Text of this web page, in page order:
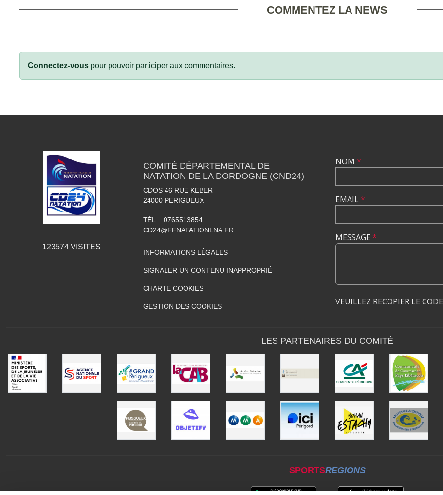
COMMENTEZ LA NEWS
Connectez-vous pour pouvoir participer aux commentaires.
123574 VISITES
COMITÉ DÉPARTEMENTAL DE
NATATION DE LA DORDOGNE (CND24)
CDOS 46 RUE KEBER
24000 PERIGUEUX
TÉL. : 0765513854
CD24@FFNATATIONLNA.FR
INFORMATIONS LÉGALES
SIGNALER UN CONTENU INAPPROPRIÉ
CHARTE COOKIES
GESTION DES COOKIES
NOM *
EMAIL*
MESSAGE *
VEUILLEZ RECOPIER LE CODE
LES PARTENAIRES DU COMITÉ
SPORTSREGIONS